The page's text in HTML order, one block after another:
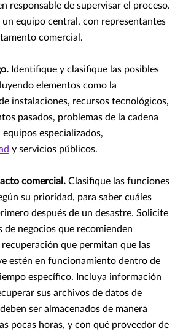
responsable de supervisar el proceso.
un equipo central, con representantes
comercial.
Identifique y clasifique las posibles
elementos como la
instalaciones, recursos tecnológicos,
pasados, problemas de la cadena
especializados,
y servicios públicos.
comercial. Clasifique las funciones
su prioridad, para saber cuáles
después de un desastre. Solicite
de negocios que recomienden
que permitan que las
estén en funcionamiento dentro de
específico. Incluya información
sus archivos de datos de
ser almacenados de manera
pocas horas, y con qué proveedor de